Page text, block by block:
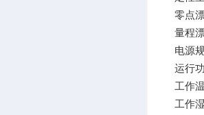
零点
量程
电源
运行
工作
工作